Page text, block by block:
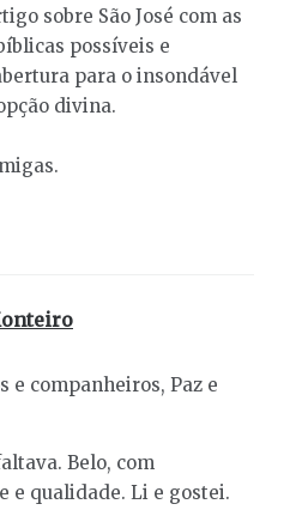
sobre São José com as
possíveis e
para o insondável
divina.
e companheiros, Paz e
Belo, com
e qualidade. Li e gostei.